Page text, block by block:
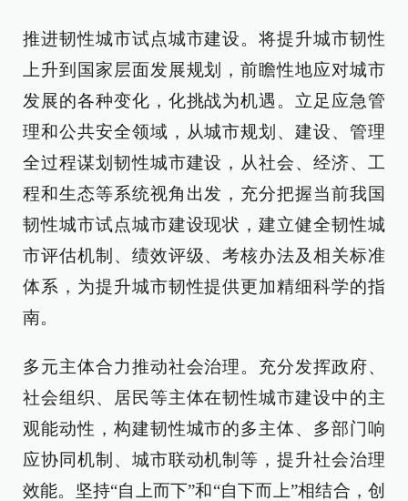
推进韧性城市试点城市建设。将提升城市韧性
上升到国家层面发展规划，前瞻性地应对城市
发展的各种变化，化挑战为机遇。立足应急管
理和公共安全领域，从城市规划、建设、管理
全过程谋划韧性城市建设，从社会、经济、工
程和生态等系统视角出发，充分把握当前我国
韧性城市试点城市建设现状，建立健全韧性城
市评估机制、绩效评级、考核办法及相关标准
体系，为提升城市韧性提供更加精细科学的指
南。
多元主体合力推动社会治理。充分发挥政府、
社会组织、居民等主体在韧性城市建设中的主
观能动性，构建韧性城市的多主体、多部门响
应协同机制、城市联动机制等，提升社会治理
效能。坚持“自上而下”和“自下而上”相结合，创